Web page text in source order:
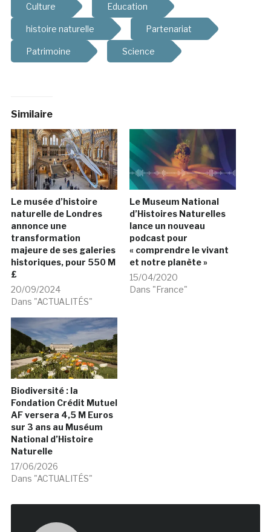
Culture Education
histoire naturelle Partenariat
Patrimoine Science
Similaire
Le musée d’histoire
naturelle de Londres
annonce une
transformation
majeure de ses galeries
historiques, pour 550 M
£
20/09/2024
Dans "ACTUALITÉS"
Le Museum National
d’Histoires Naturelles
lance un nouveau
podcast pour
« comprendre le vivant
et notre planète »
15/04/2020
Dans "France"
Biodiversité : la
Fondation Crédit Mutuel
AF versera 4,5 M Euros
sur 3 ans au Muséum
National d’Histoire
Naturelle
17/06/2026
Dans "ACTUALITÉS"